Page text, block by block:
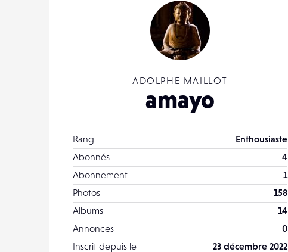
ADOLPHE MAILLOT
amayo
Rang
Enthousiaste
Abonnés
4
Abonnement
1
Photos
158
Albums
14
Annonces
0
Inscrit depuis le
23 décembre 2022